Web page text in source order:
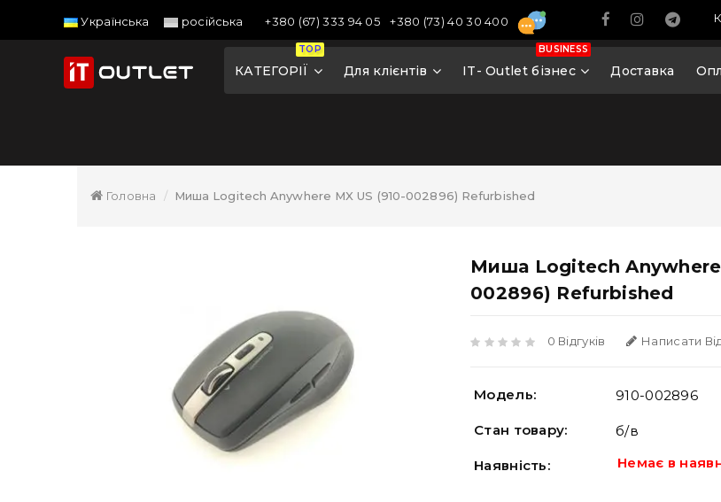
Українська російська +380 (67) 333 94 05 +380 (73) 40 30 400
TOP
КАТЕГОРІЇ Для клієнтів
BUSINESS
IT- Outlet бізнес Доставка
Головна Миша Logitech Anywhere MX US (910-002896) Refurbished
Миша Logitech Anywhere
002896) Refurbished
0 Відгуків Написати
Модель: 910-002896
Стан товару: б/в
Наявність: Немає в